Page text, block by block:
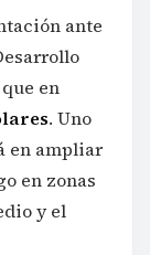
ante
en
. Uno
en ampliar
en zonas
y el